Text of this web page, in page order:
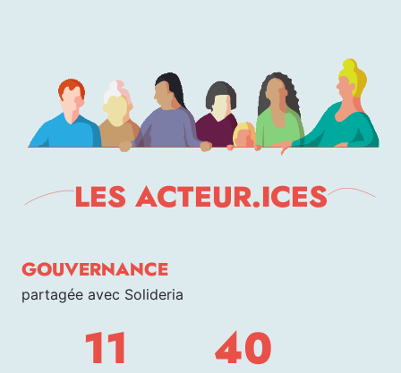
LES ACTEUR.ICES
GOUVERNANCE
partagée avec Solideria
11 40